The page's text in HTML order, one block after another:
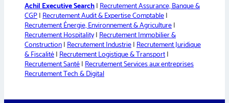
Achil Executive Search|Recrutement Assurance, Banque &
CGP|Recrutement Audit & Expertise Comptable|
Recrutement Énergie, Environnement & Agriculture|
Recrutement Hospitality|Recrutement Immobilier &
Construction|Recrutement Industrie|Recrutement Juridique
& Fiscalité|Recrutement Logistique & Transport|
Recrutement Santé|Recrutement Services aux entreprises
Recrutement Tech & Digital